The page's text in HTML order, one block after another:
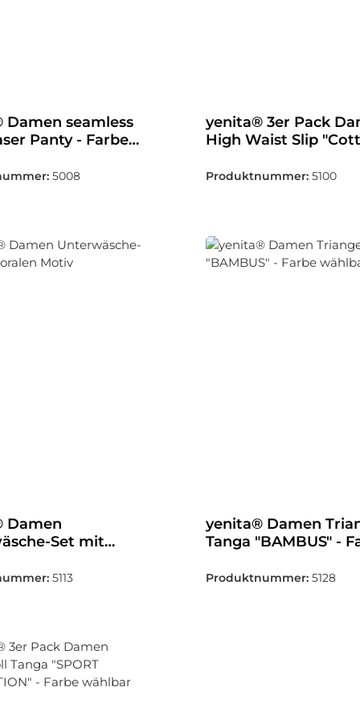
Damen seamless
Panty - Farbe
5008
yenita® 3er Pack
High Waist Slip
Produktnummer: 5100
Damen
Set mit
5113
yenita® Damen
Tanga "BAMBUS" -
Produktnummer: 5128